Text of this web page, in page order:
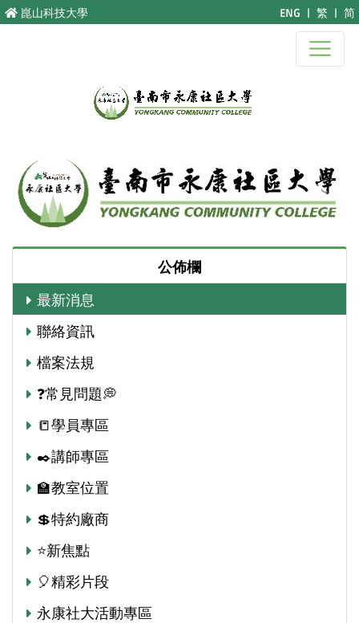
跳至主要內容
崑山科技大學 ENG | 繁 | 简
Previous Next
公佈欄
最新消息
聯絡資訊
檔案法規
❓常見問題💭
📒學員專區
✒️講師專區
🏫教室位置
💲特約廠商
⭐新焦點
🎈精彩片段
永康社大活動專區